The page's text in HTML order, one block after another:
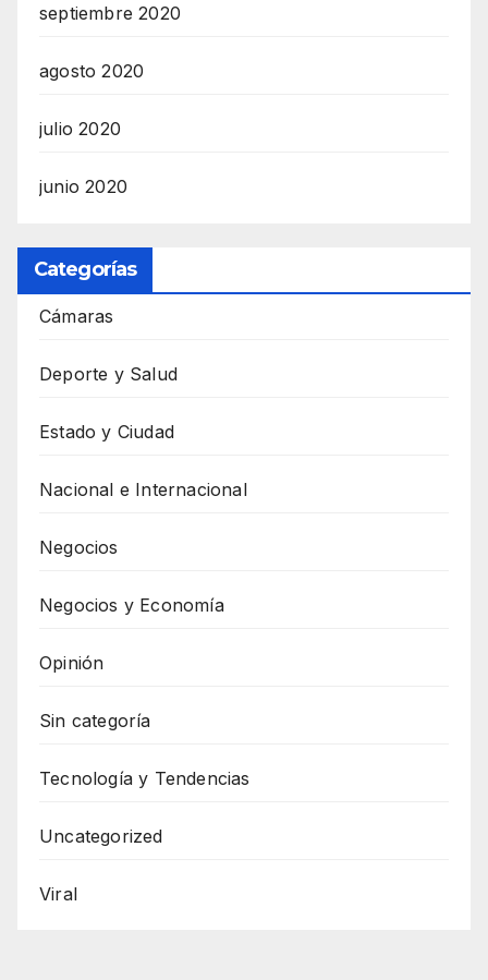
septiembre 2020
agosto 2020
julio 2020
junio 2020
Categorías
Cámaras
Deporte y Salud
Estado y Ciudad
Nacional e Internacional
Negocios
Negocios y Economía
Opinión
Sin categoría
Tecnología y Tendencias
Uncategorized
Viral